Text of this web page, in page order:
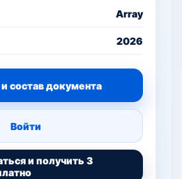
Array
2026
состав документа
Войти
и получить 3